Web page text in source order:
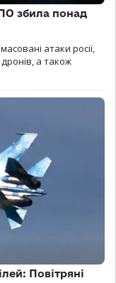
збила понад
атаки росії,
а також
Повітряні